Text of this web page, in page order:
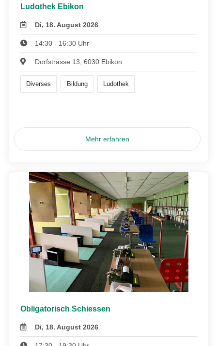
Ludothek Ebikon
Di, 18. August 2026
14:30 - 16:30 Uhr
Dorfstrasse 13, 6030 Ebikon
Diverses Bildung Ludothek
Mehr erfahren
Obligatorisch Schiessen
Di, 18. August 2026